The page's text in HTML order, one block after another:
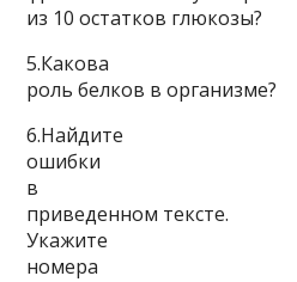
из 10 остатков глюкозы?
5.Какова
роль белков в организме?
6.Найдите
ошибки
в
приведенном тексте.
Укажите
номера